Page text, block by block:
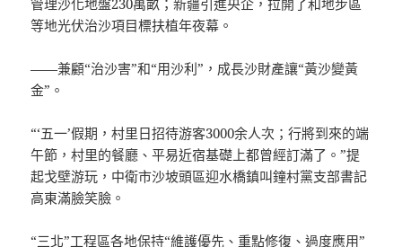
管理沙化地盤230萬畝；新疆引進央企，拉開了和地步區
等地光伏治沙項目標扶植年夜幕。
——兼顧“治沙害”和“用沙利”，成長沙財產讓“黃沙變黃
金”。
“‘五一’假期，村里日招待游客3000余人次；行將到來的端
午節，村里的餐廳、平易近宿基礎上都曾經訂滿了。”提
起戈壁游玩，中衛市沙坡頭區迎水橋鎮叫鐘村黨支部書記
高東滿臉笑臉。
“三北”工程區各地保持“維護優先、重點修復、過度應用”